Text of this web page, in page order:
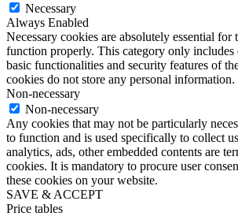
Necessary
Always Enabled
Necessary cookies are absolutely essential for
function properly. This category only includes
basic functionalities and security features of
cookies do not store any personal information.
Non-necessary
Non-necessary
Any cookies that may not be particularly
to function and is used specifically to collect
analytics, ads, other embedded contents are
cookies. It is mandatory to procure user
these cookies on your website.
SAVE & ACCEPT
Price tables